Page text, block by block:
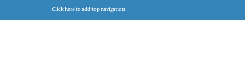
Click here to add top navigation